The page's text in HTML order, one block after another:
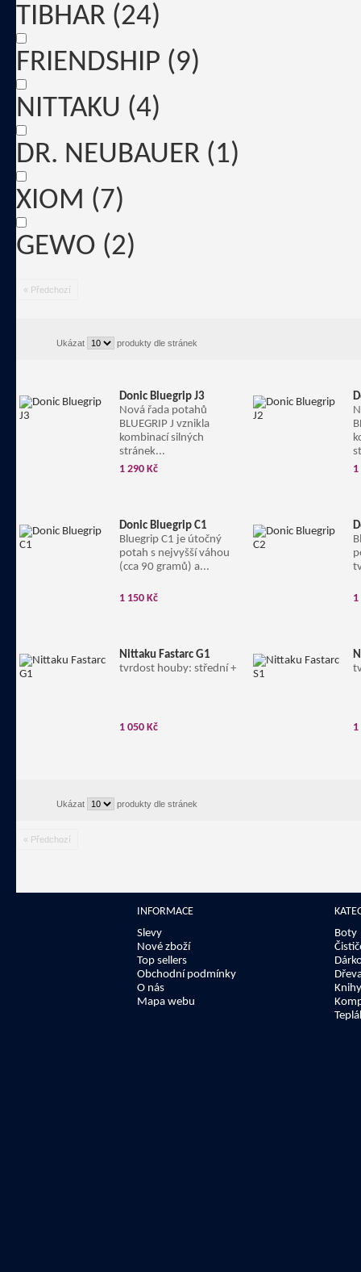
TIBHAR (24)
FRIENDSHIP (9)
NITTAKU (4)
DR. NEUBAUER (1)
XIOM (7)
GEWO (2)
« Předchozí
Ukázat produkty dle stránek
Donic Bluegrip J3
Nová řada potahů
BLUEGRIP J vznikla
kombinací silných
stránek...
1 290 Kč
1
Donic Bluegrip C1
Bluegrip C1 je útočný
potah s nejvyšší váhou
(cca 90 gramů) a...
1 150 Kč 1
Nittaku Fastarc G1
tvrdost houby: střední +
1 050 Kč 1
Ukázat produkty dle stránek
« Předchozí
INFORMACE
Slevy
Nové zboží
Top sellers
Obchodní podmínky
O nás
Mapa webu
Boty